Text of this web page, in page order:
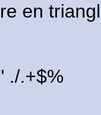
en
./.+$%